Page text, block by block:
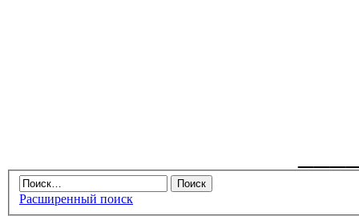
Расширенный поиск